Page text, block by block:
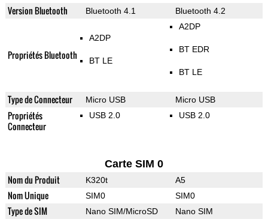
Version Bluetooth Bluetooth 4.1 Bluetooth 4.2
Propriétés Bluetooth
A2DP
BT LE
A2DP
BT EDR
BT LE
Type de Connecteur Micro USB Micro USB
Propriétés
Connecteur
USB 2.0 USB 2.0
Carte SIM 0
Nom du Produit K320t A5
Nom Unique SIM0 SIM0
Type de SIM Nano SIM/MicroSD Nano SIM